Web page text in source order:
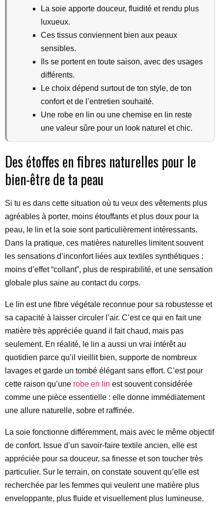
La soie apporte douceur, fluidité et rendu plus
luxueux.
Ces tissus conviennent bien aux peaux
sensibles.
Ils se portent en toute saison, avec des usages
différents.
Le choix dépend surtout de ton style, de ton
confort et de l’entretien souhaité.
Une robe en lin ou une chemise en lin reste
une valeur sûre pour un look naturel et chic.
Des étoffes en fibres naturelles pour le
bien-être de ta peau
Si tu es dans cette situation où tu veux des vêtements plus
agréables à porter, moins étouffants et plus doux pour la
peau, le lin et la soie sont particulièrement intéressants.
Dans la pratique, ces matières naturelles limitent souvent
les sensations d’inconfort liées aux textiles synthétiques :
moins d’effet “collant”, plus de respirabilité, et une sensation
globale plus saine au contact du corps.
Le lin est une fibre végétale reconnue pour sa robustesse et
sa capacité à laisser circuler l’air. C’est ce qui en fait une
matière très appréciée quand il fait chaud, mais pas
seulement. En réalité, le lin a aussi un vrai intérêt au
quotidien parce qu’il vieillit bien, supporte de nombreux
lavages et garde un tombé élégant sans effort. C’est pour
cette raison qu’une robe en lin est souvent considérée
comme une pièce essentielle : elle donne immédiatement
une allure naturelle, sobre et raffinée.
La soie fonctionne différemment, mais avec le même objectif
de confort. Issue d’un savoir-faire textile ancien, elle est
appréciée pour sa douceur, sa finesse et son toucher très
particulier. Sur le terrain, on constate souvent qu’elle est
recherchée par les femmes qui veulent une matière plus
enveloppante, plus fluide et visuellement plus lumineuse.